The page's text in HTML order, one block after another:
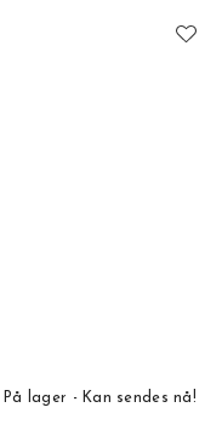
På lager - Kan sendes nå!